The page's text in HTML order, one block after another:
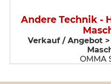
Andere Technik -
Verkauf / Angebot
OMMA